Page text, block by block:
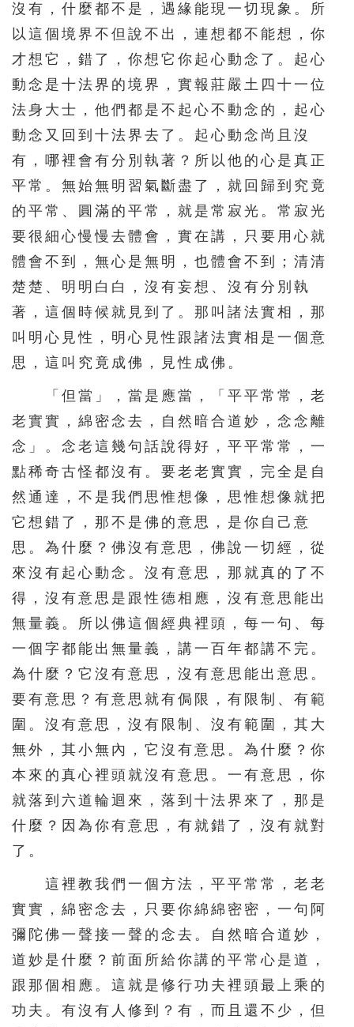
沒有，什麼都不是，遇緣能現一切現象。所
以這個境界不但說不出，連想都不能想，你
才想它，錯了，你想它你起心動念了。起心
動念是十法界的境界，實報莊嚴土四十一位
法身大士，他們都是不起心不動念的，起心
動念又回到十法界去了。起心動念尚且沒
有，哪裡會有分別執著？所以他的心是真正
平常。無始無明習氣斷盡了，就回歸到究竟
的平常、圓滿的平常，就是常寂光。常寂光
要很細心慢慢去體會，實在講，只要用心就
體會不到，無心是無明，也體會不到；清清
楚楚、明明白白，沒有妄想、沒有分別執
著，這個時候就見到了。那叫諸法實相，那
叫明心見性，明心見性跟諸法實相是一個意
思，這叫究竟成佛，見性成佛。
「但當」，當是應當，「平平常常，老
老實實，綿密念去，自然暗合道妙，念念離
念」。念老這幾句話說得好，平平常常，一
點稀奇古怪都沒有。要老老實實，完全是自
然通達，不是我們思惟想像，思惟想像就把
它想錯了，那不是佛的意思，是你自己意
思。為什麼？佛沒有意思，佛說一切經，從
來沒有起心動念。沒有意思，那就真的了不
得，沒有意思是跟性德相應，沒有意思能出
無量義。所以佛這個經典裡頭，每一句、每
一個字都能出無量義，講一百年都講不完。
為什麼？它沒有意思，沒有意思能出意思。
要有意思？有意思就有侷限，有限制、有範
圍。沒有意思，沒有限制、沒有範圍，其大
無外，其小無內，它沒有意思。為什麼？你
本來的真心裡頭就沒有意思。一有意思，你
就落到六道輪迴來，落到十法界來了，那是
什麼？因為你有意思，有就錯了，沒有就對
了。
這裡教我們一個方法，平平常常，老老
實實，綿密念去，只要你綿綿密密，一句阿
彌陀佛一聲接一聲的念去。自然暗合道妙，
道妙是什麼？前面所給你講的平常心是道，
跟那個相應。這就是修行功夫裡頭最上乘的
功夫。有沒有人修到？有，而且還不少，但